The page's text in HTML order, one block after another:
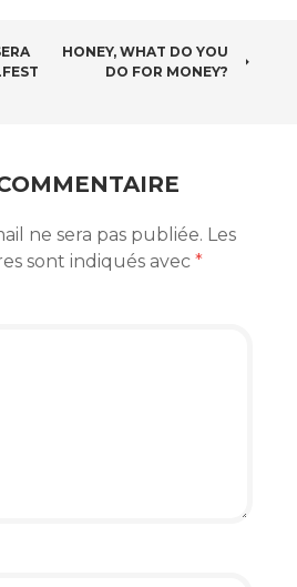
HONEY, WHAT DO YOU
DO FOR MONEY?
ne sera pas publiée. Les
sont indiqués avec *